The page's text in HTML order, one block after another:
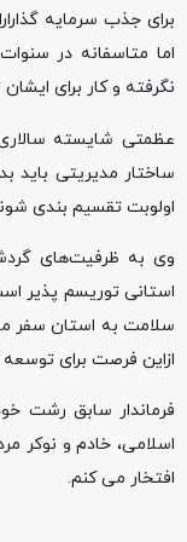
برای جذب سرمایه
اما متاسفانه در
نگرفته و کار برای
عظمتی شایسته سالاری
ساختار مدیریتی باید
اولوبت تقسیم بندی
وی به ظرفیت‌های
سلامت به استان سفر
ازاین فرصت برای
فرماندار سابق رشت
اسلامی، خادم و نوکر
افتخار می کنم.